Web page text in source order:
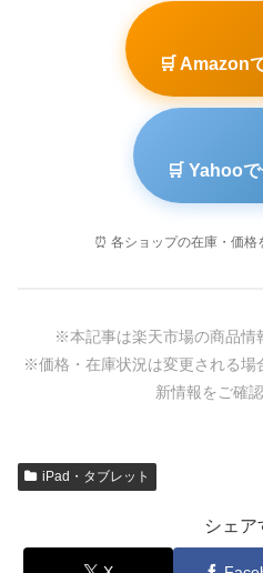
🛒 Amazon
🛒 Yahoo
⏰ 各ショップの在庫・価格
※本記事は楽天市場の商品情
※価格・在庫状況は変更される場
新情報をご確
iPad・タブレット
シェア